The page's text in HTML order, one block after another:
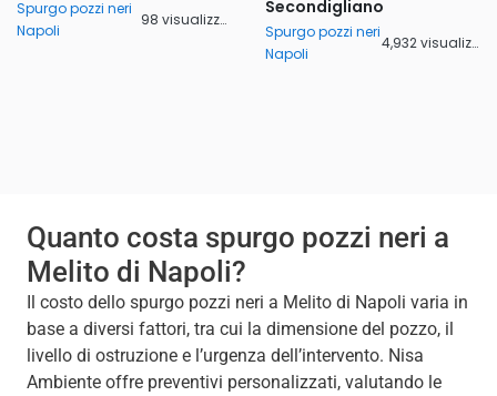
Spurgo pozzi neri
Napoli
98 visualizzazioni
Secondigliano
Spurgo pozzi neri
Napoli
4,932 visualizzazioni
Quanto costa spurgo pozzi neri a
Melito di Napoli?
Il costo dello spurgo pozzi neri a Melito di Napoli varia in
base a diversi fattori, tra cui la dimensione del pozzo, il
livello di ostruzione e l’urgenza dell’intervento. Nisa
Ambiente offre preventivi personalizzati, valutando le